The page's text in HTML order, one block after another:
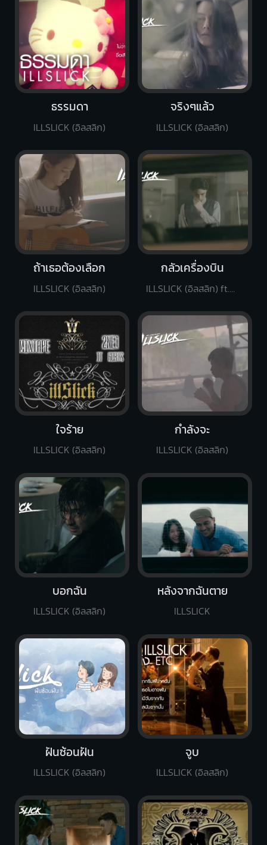
ถ้าเธอต้องเลือก
ILLSLICK (อิลสลิก)
กำลังจะ
ILLSLICK (อิลสลิก)
จูบ
ILLSLICK (อิลสลิก)
บอกฉัน
ILLSLICK (อิลสลิก)
ฝันซ้อนฝัน
ILLSLICK (อิลสลิก)
กลัวเครื่องบิน
ILLSLICK (อิลสลิก) ft.PALMY
จริงๆแล้ว
ILLSLICK (อิลสลิก)
หลังจากฉันตาย
ILLSLICK
ธรรมดา
ILLSLICK (อิลสลิก)
ใจร้าย
ILLSLICK (อิลสลิก)